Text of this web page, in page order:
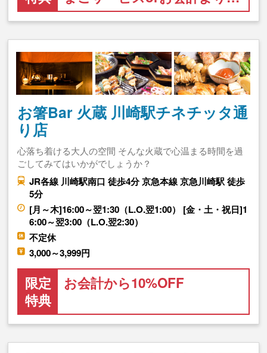
お箸Bar 火蔵 川崎駅チネチッタ通
り店
心落ち着ける大人の空間 そんな火蔵で心温まる時間を過
ごしてみてはいかがでしょうか？
JR各線 川崎駅南口 徒歩4分 京急本線 京急川崎駅 徒歩
5分
[月～木]16:00～翌1:30（L.O.翌1:00） [金・土・祝日]1
6:00～翌3:00（L.O.翌2:30）
不定休
3,000～3,999円
限定
特典
お会計から10%OFF